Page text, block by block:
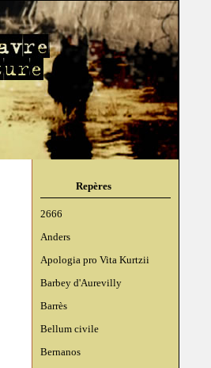
Repères
2666
Anders
Apologia pro Vita Kurtzii
Barbey d'Aurevilly
Barrès
Bellum civile
Bernanos